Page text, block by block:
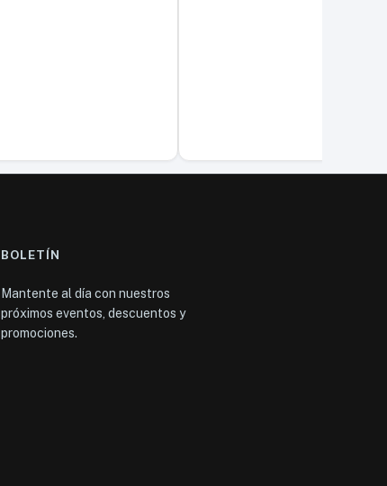
BOLETÍN
Mantente al día con nuestros
próximos eventos, descuentos y
promociones.